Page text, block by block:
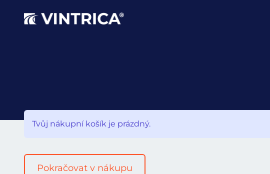
Tvůj nákupní košík je prázdný.
Pokračovat v nákupu